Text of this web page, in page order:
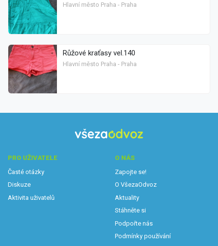
Hlavní město Praha - Praha
Růžové kraťasy vel.140
Hlavní město Praha - Praha
PRO UŽIVATELE
Časté otázky
Diskuze
Aktivita uživatelů
O NÁS
Zapojte se!
O VšezaOdvoz
Aktuality
Stáhněte si
Podpořte nás
Podmínky používání